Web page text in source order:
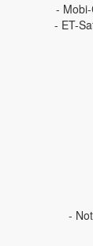
-
- ET-
-